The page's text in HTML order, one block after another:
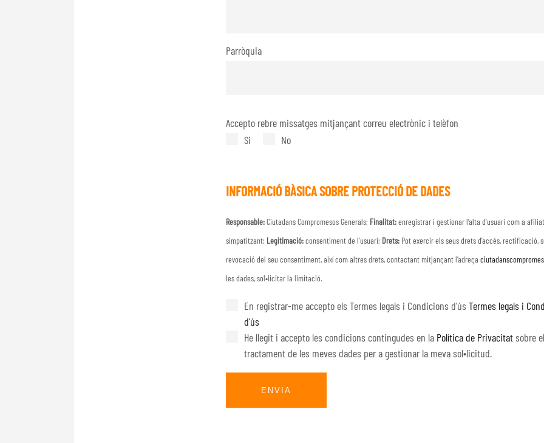
Parròquia
Accepto rebre missatges mitjançant correu electrònic i telèfon
Si
No
INFORMACIÓ BÀSICA SOBRE PROTECCIÓ DE DADES
Responsable: Ciutadans Compromesos Generals; Finalitat: enregistrar i gestionar l’alta d’usuari com a
simpatitzant; Legitimació: consentiment de l’usuari; Drets: Pot exercir els seus drets d’accés, rectificació,
revocació del seu consentiment, així com altres drets, contactant mitjançant l’adreça
les dades, sol•licitar la limitació.
En registrar-me accepto els Termes legals i Condicions d’ús Termes legals i
d’ús
He llegit i accepto les condicions contingudes en la Política de Privacitat sobre el
tractament de les meves dades per a gestionar la meva sol•licitud.